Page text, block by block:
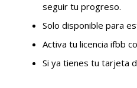
seguir tu progreso.
Solo disponible para
Activa tu licencia ifbb
Si ya tienes tu tarjeta